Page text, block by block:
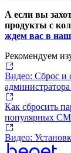
А если вы
продукты с
ждем вас в
Рекомендуем
Видео: Сброс и
Как сбросить
популярных
Видео: